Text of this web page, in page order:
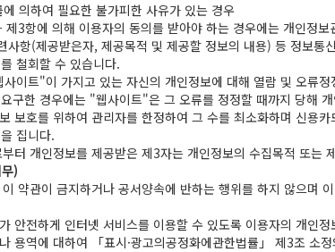
의하여 필요한 불가피한 사유가 있는 경우
3항에 의해 이용자의 동의를 받아야 하는 경우에는 개인정
사항(제공받은자, 제공목적 및 제공할 정보의 내용) 등 정보
철회할 수 있습니다.
이트"이 가지고 있는 자신의 개인정보에 대해 열람 및 오류
구한 경우에는 "웹사이트"은 그 오류를 정정할 때까지 당해
호를 위하여 관리자를 한정하여 그 수를 최소화하며 신용
집니다.
개인정보를 제공받은 제3자는 개인정보의 수집목적 또는
)
약관이 금지하거나 공서양속에 반하는 행위를 하지 않으며
전하게 인터넷 서비스를 이용할 수 있도록 이용자의 개인
역에 대하여 「표시·광고의공정화에관한법률」 제3조 소